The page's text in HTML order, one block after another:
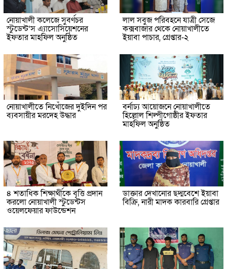
নোয়াখালী কলেজে সুবর্ণচর
স্টুডেন্ট’স এ্যাসোসিয়েশনের
ইফতার মাহফিল অনুষ্ঠিত
লাল সবুজ পরিবহনে যাত্রী সেজে
কক্সবাজার থেকে নোয়াখালীতে
ইয়াবা পাচার, গ্রেপ্তার-২
নোয়াখালীতে নিখোঁজের দুইদিন পর
ব্যবসায়ীর মরদেহ উদ্ধার
বর্নাঢ্য আয়োজনে নোয়াখালীতে
হিল্লোল শিল্পীগোষ্ঠীর ইফতার
মাহফিল অনুষ্ঠিত
৪ শতাধিক শিক্ষার্থীকে বৃত্তি প্রদান
করলো নোয়াখালী স্টুডেন্টস
ওয়েলফেয়ার ফাউন্ডেশন
ডাক্তার দেখানোর ছদ্মবেশে ইয়াবা
বিক্রি, নারী মাদক কারবারি গ্রেপ্তার